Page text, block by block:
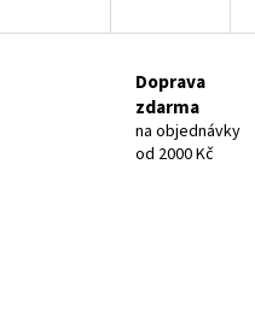
Doprava
zdarma
na objednávky
od 2000 Kč